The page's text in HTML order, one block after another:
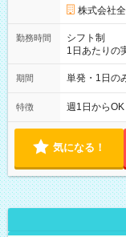
円の場合あ
円（役割手当
間】試用期間
株式会社
勤務時間
シフト制
1日あたりの
間は 試験に
期間 単発・1日の
特徴 週1日から
気になる！